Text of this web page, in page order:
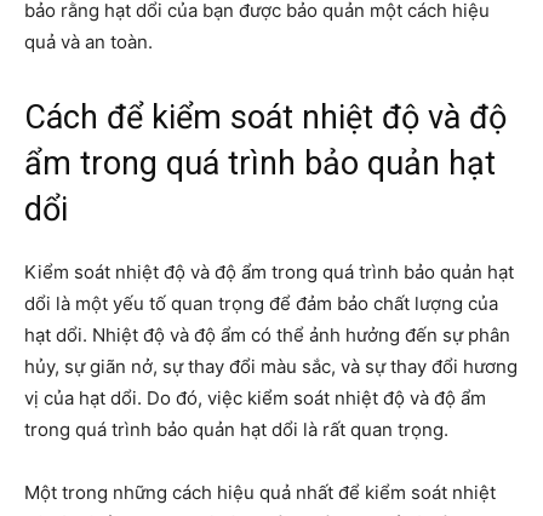
bảo rằng hạt dổi của bạn được bảo quản một cách hiệu
quả và an toàn.
Cách để kiểm soát nhiệt độ và độ
ẩm trong quá trình bảo quản hạt
dổi
Kiểm soát nhiệt độ và độ ẩm trong quá trình bảo quản hạt
dổi là một yếu tố quan trọng để đảm bảo chất lượng của
hạt dổi. Nhiệt độ và độ ẩm có thể ảnh hưởng đến sự phân
hủy, sự giãn nở, sự thay đổi màu sắc, và sự thay đổi hương
vị của hạt dổi. Do đó, việc kiểm soát nhiệt độ và độ ẩm
trong quá trình bảo quản hạt dổi là rất quan trọng.
Một trong những cách hiệu quả nhất để kiểm soát nhiệt